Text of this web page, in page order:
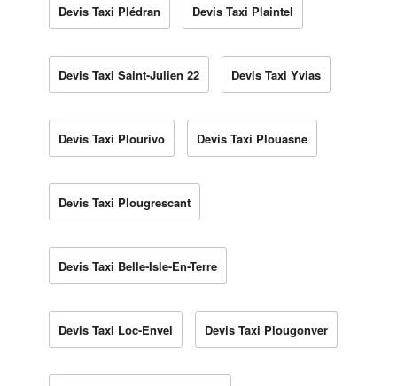
Devis Taxi Plédran Devis Taxi Plaintel
Devis Taxi Saint-Julien 22 Devis Taxi Yvias
Devis Taxi Plourivo Devis Taxi Plouasne
Devis Taxi Plougrescant
Devis Taxi Belle-Isle-En-Terre
Devis Taxi Loc-Envel Devis Taxi Plougonver